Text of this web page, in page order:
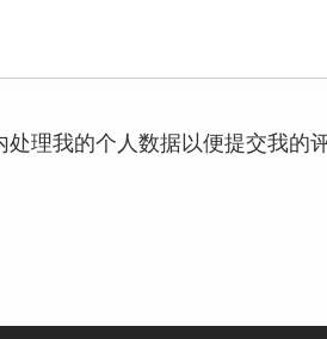
处理我的个人数据以便提交我的